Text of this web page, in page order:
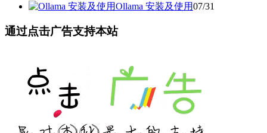
Ollama 安装及使用07/31
通过点击广告支持本站